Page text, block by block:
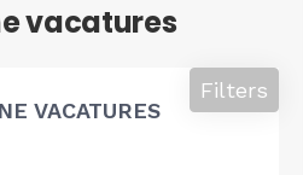
vacatures
VACATURES
Filters